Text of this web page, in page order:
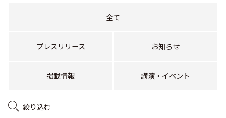
全て
プレスリリース お知らせ
掲載情報 講演・イベント
絞り込む